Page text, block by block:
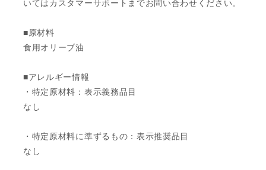
いてはカスタマーサポートまでお問い合わせください。
■原材料
食用オリーブ油
■アレルギー情報
・特定原材料：表示義務品目
なし
・特定原材料に準ずるもの：表示推奨品目
なし